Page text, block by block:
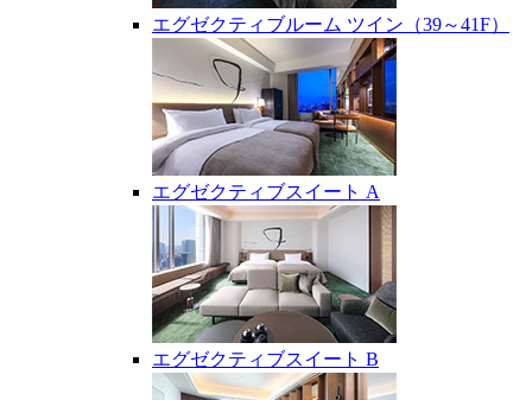
エグゼクティブルーム ツイン（39～41F）
エグゼクティブスイート A
エグゼクティブスイート B